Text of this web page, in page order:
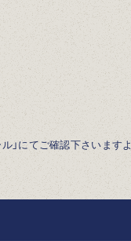
」にてご確認下さいますよ